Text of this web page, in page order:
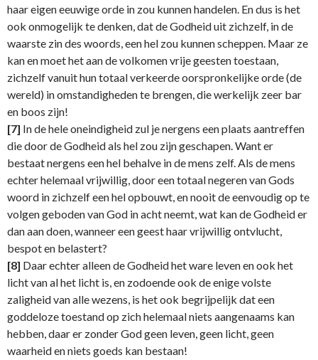
haar eigen eeuwige orde in zou kunnen handelen. En dus is het
ook onmogelijk te denken, dat de Godheid uit zichzelf, in de
waarste zin des woords, een hel zou kunnen scheppen. Maar ze
kan en moet het aan de volkomen vrije geesten toestaan,
zichzelf vanuit hun totaal verkeerde oorspronkelijke orde (de
wereld) in omstandigheden te brengen, die werkelijk zeer bar
en boos zijn!
[7] In de hele oneindigheid zul je nergens een plaats aantreffen
die door de Godheid als hel zou zijn geschapen. Want er
bestaat nergens een hel behalve in de mens zelf. Als de mens
echter helemaal vrijwillig, door een totaal negeren van Gods
woord in zichzelf een hel opbouwt, en nooit de eenvoudig op te
volgen geboden van God in acht neemt, wat kan de Godheid er
dan aan doen, wanneer een geest haar vrijwillig ontvlucht,
bespot en belastert?
[8] Daar echter alleen de Godheid het ware leven en ook het
licht van al het licht is, en zodoende ook de enige volste
zaligheid van alle wezens, is het ook begrijpelijk dat een
goddeloze toestand op zich helemaal niets aangenaams kan
hebben, daar er zonder God geen leven, geen licht, geen
waarheid en niets goeds kan bestaan!